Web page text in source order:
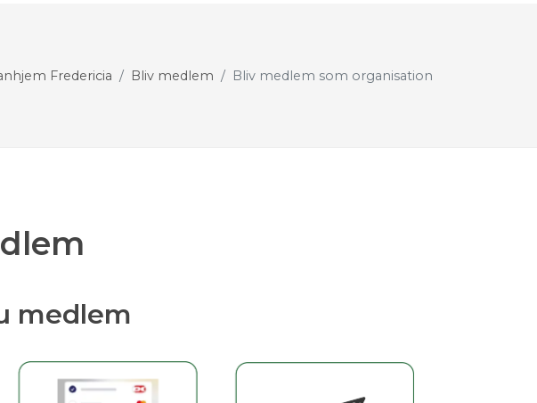
Fredericia Bliv medlem Bliv medlem som organisation
medlem